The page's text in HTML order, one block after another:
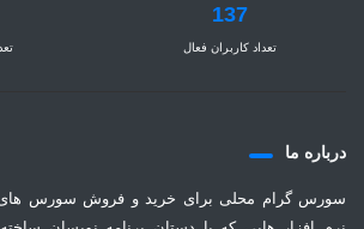
137
تعداد کاربران فعال
درباره ما
سورس گرام محلی برای خرید و فروش سورس های